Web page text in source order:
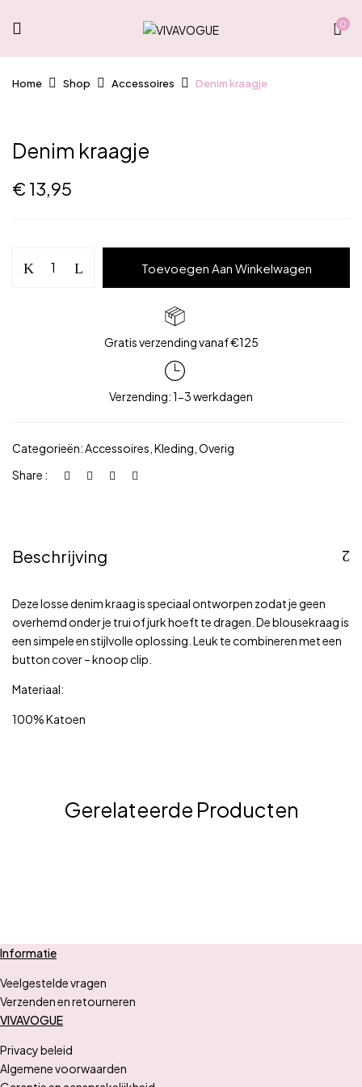
0
Home Shop Accessoires Denim kraagje
Denim kraagje
€ 13,95
kraagje
Toevoegen Aan Winkelwagen
Gratis verzending vanaf €125
Verzending: 1-3 werkdagen
Categorieën:Accessoires Kleding Overig
Share :
Beschrijving
Deze losse denim kraag is speciaal ontworpen zodat je geen
overhemd onder je trui of jurk hoeft te dragen. De blousekraag is
een simpele en stijlvolle oplossing. Leuk te combineren met een
button cover – knoop clip.
Materiaal:
100% Katoen
Gerelateerde Producten
Informatie
Veelgestelde vragen
Verzenden en retourneren
VIVAVOGUE
Privacy beleid
Algemene voorwaarden